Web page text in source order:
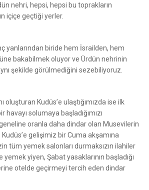
nehri, hepsi, hepsi bu toprakların
içiçe geçtiği yerler.
yanlarından biride hem İsrailden, hem
bakabilmek oluyor ve Ürdün nehrinin
şekilde görülmediğini sezebiliyoruz.
oluşturan Kudüs’e ulaştığımızda ise ilk
solumaya başladığımızı
oranla daha dindar olan Musevilerin
Kudüs’e gelişimiz bir Cuma akşamına
tüm yemek salonları durmaksızın ilahiler
yiyen, Şabat yasaklarının başladığı
otelde geçirmeyi tercih eden dindar